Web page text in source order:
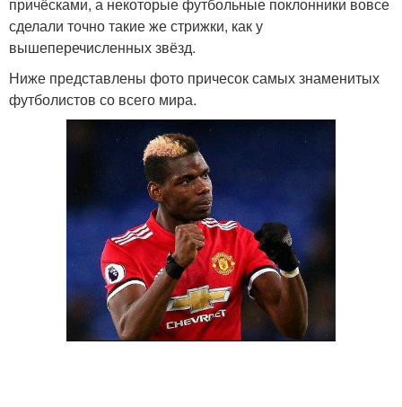
сделали точно такие же стрижки, как у
вышеперечисленных звёзд.
Ниже представлены фото причесок самых знаменитых
футболистов со всего мира.